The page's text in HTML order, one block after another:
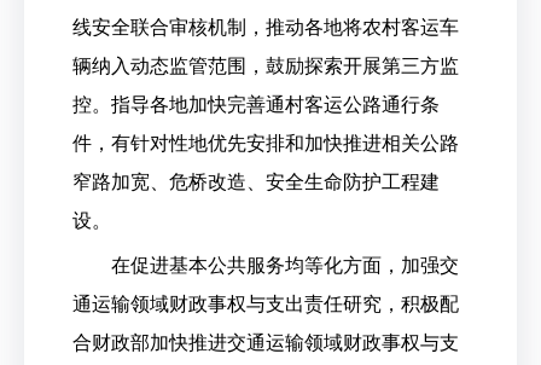
线安全联合审核机制，推动各地将农村客运车
辆纳入动态监管范围，鼓励探索开展第三方监
控。指导各地加快完善通村客运公路通行条
件，有针对性地优先安排和加快推进相关公路
窄路加宽、危桥改造、安全生命防护工程建
设。
在促进基本公共服务均等化方面，加强交
通运输领域财政事权与支出责任研究，积极配
合财政部加快推进交通运输领域财政事权与支